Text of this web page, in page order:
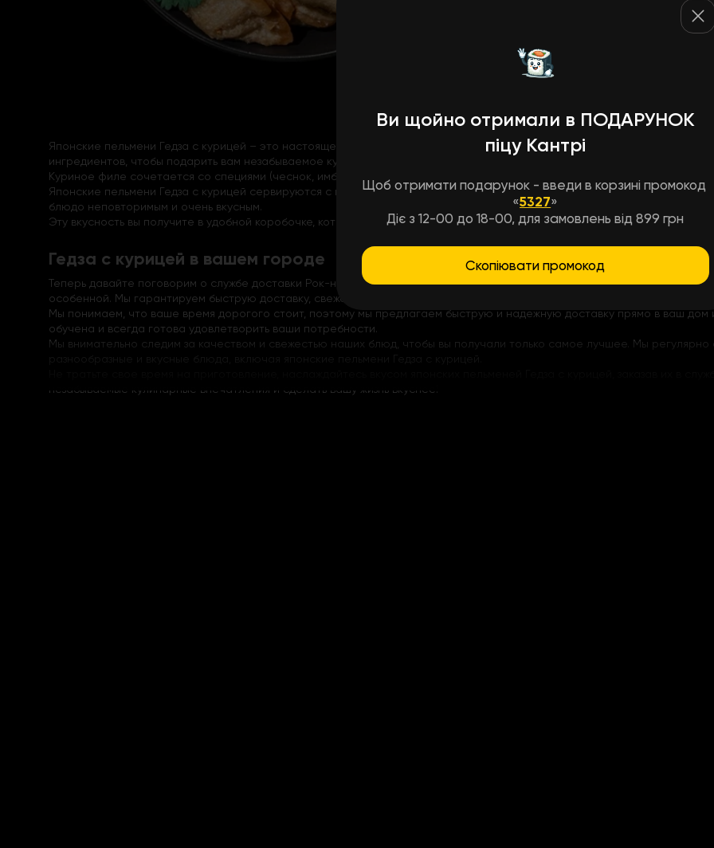
Японские пельмени Гедза с курицей – это настоящее воплощение вкуса и традиций японской кухни. Каждый пельмень,
ингредиентов, чтобы подарить вам незабываемое кулинарное удовольствие. Благодаря своему уникальному вкусу и
Куриное филе сочетается со специями (чеснок, имбирь и черный перец) и оборачивается нежным тонким тестом,
Японские пельмени Гедза с курицей сервируются с грибным и устричным соусом, которые придают блюду нотки
блюдо неповторимым и очень вкусным.
Эту вкусность вы получите в удобной коробочке, которая сохраняет тепло блюда и экономит ваше время на мытье
Гедза с курицей в вашем городе
Теперь давайте поговорим о службе доставки Рок-н-Ролл. Заказывая у нас, вы получаете не только изысканную еду,
особенной. Мы гарантируем быструю доставку, свежесть продуктов и удобный заказ, который займет всего несколько
Мы понимаем, что ваше время дорогого стоит, поэтому мы предлагаем быструю и надежную доставку прямо в ваш
обучена и всегда готова удовлетворить ваши потребности.
Мы внимательно следим за качеством и свежестью наших блюд, чтобы вы получали только самое лучшее. Мы
незабываемые кулинарные впечатления и сделать вашу жизнь вкуснее!
Ви щойно отримали в ПОДАРУНОК
піцу Кантрі
Щоб отримати подарунок - введи в корзині промокод
«5327»
Діє з 12-00 до 18-00, для замовлень від 899 грн
Скопіювати промокод